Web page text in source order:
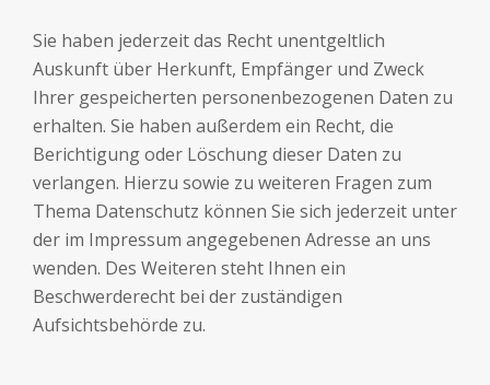
Sie haben jederzeit das Recht unentgeltlich
Auskunft über Herkunft, Empfänger und Zweck
Ihrer gespeicherten personenbezogenen Daten zu
erhalten. Sie haben außerdem ein Recht, die
Berichtigung oder Löschung dieser Daten zu
verlangen. Hierzu sowie zu weiteren Fragen zum
Thema Datenschutz können Sie sich jederzeit unter
der im Impressum angegebenen Adresse an uns
wenden. Des Weiteren steht Ihnen ein
Beschwerderecht bei der zuständigen
Aufsichtsbehörde zu.